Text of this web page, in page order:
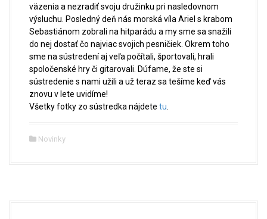
väzenia a nezradiť svoju družinku pri nasledovnom
výsluchu. Posledný deň nás morská víla Ariel s krabom
Sebastiánom zobrali na hitparádu a my sme sa snažili
do nej dostať čo najviac svojich pesničiek. Okrem toho
sme na sústredení aj veľa počítali, športovali, hrali
spoločenské hry či gitarovali. Dúfame, že ste si
sústredenie s nami užili a už teraz sa tešíme keď vás
znovu v lete uvidíme!
Všetky fotky zo sústredka nájdete tu
Novinky